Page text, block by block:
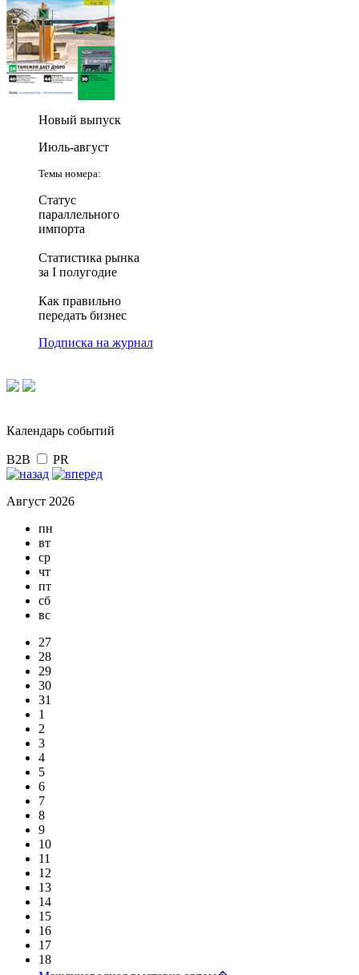
Новый выпуск
Июль-август
Темы номера:
Статус
параллельного
импорта
Статистика рынка
за I полугодие
Как правильно
передать бизнес
Подписка на журнал
Календарь событий
B2B PR
Август 2026
пн
вт
ср
чт
пт
сб
вс
27
28
29
30
31
1
2
3
4
5
6
7
8
9
10
11
12
13
14
15
16
17
18